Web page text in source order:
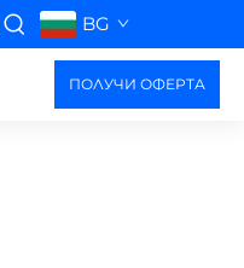
BG
ПОЛУЧИ ОФЕРТА